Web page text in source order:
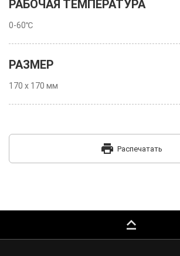
РАБОЧАЯ ТЕМПЕРАТУРА
0-60℃
РАЗМЕР
170 x 170 мм
print Распечатать
keyboard_capslock